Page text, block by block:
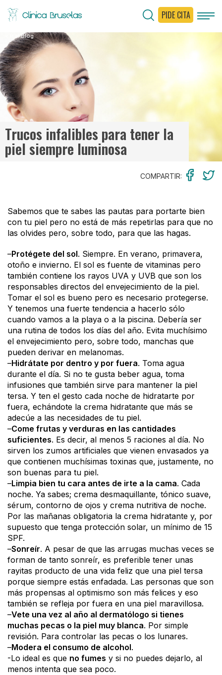
PIDE CITA
< Ir al Blog
Trucos infalibles para tener la
piel siempre luminosa
COMPARTIR:
Sabemos que te sabes las pautas para portarte bien
con tu piel pero no está de más repetirlas para que no
las olvides pero, sobre todo, para que las hagas.
–Protégete del sol. Siempre. En verano, primavera,
otoño e invierno. El sol es fuente de vitaminas pero
también contiene los rayos UVA y UVB que son los
responsables directos del envejecimiento de la piel.
Tomar el sol es bueno pero es necesario protegerse.
Y tenemos una fuerte tendencia a hacerlo sólo
cuando vamos a la playa o a la piscina. Debería ser
una rutina de todos los días del año. Evita muchísimo
el envejecimiento pero, sobre todo, manchas que
pueden derivar en melanomas.
–Hidrátate por dentro y por fuera. Toma agua
durante el día. Si no te gusta beber agua, toma
infusiones que también sirve para mantener la piel
tersa. Y ten el gesto cada noche de hidratarte por
fuera, echándote la crema hidratante que más se
adecúe a las necesidades de tu piel.
–Come frutas y verduras en las cantidades
suficientes. Es decir, al menos 5 raciones al día. No
sirven los zumos artificiales que vienen envasados ya
que contienen muchísimas toxinas que, justamente, no
son buenas para tu piel.
–Limpia bien tu cara antes de irte a la cama. Cada
noche. Ya sabes; crema desmaquillante, tónico suave,
sérum, contorno de ojos y crema nutritiva de noche.
Por las mañanas obligatoria la crema hidratante y, por
supuesto que tenga protección solar, un mínimo de 15
SPF.
–Sonreír. A pesar de que las arrugas muchas veces se
forman de tanto sonreír, es preferible tener unas
rayitas producto de una vida feliz que una piel tersa
porque siempre estás enfadada. Las personas que son
más propensas al optimismo son más felices y eso
también se refleja por fuera en una piel maravillosa.
–Vete una vez al año al dermatólogo si tienes
muchas pecas o la piel muy blanca. Por simple
revisión. Para controlar las pecas o los lunares.
–Modera el consumo de alcohol.
-Lo ideal es que no fumes y si no puedes dejarlo, al
menos intenta que sea poco.